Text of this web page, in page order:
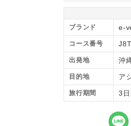
ブランド e-
コース番号
出発地 沖
目的地 ア
旅行期間 3日